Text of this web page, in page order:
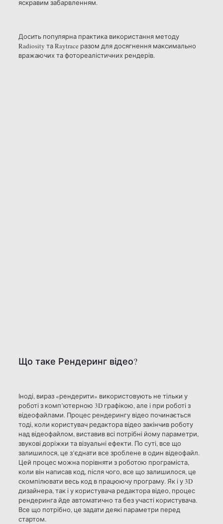
яскравим забарвленням.
Досить популярна практика використання методу
Radiosity та Raytrace разом для досягнення максимально
вражаючих та фотореалістичних рендерів.
Що таке Рендеринг відео?
Іноді, вираз «рендерити» використовують не тільки у
роботі з комп’ютерною 3D графікою, але і при роботі з
відеофайлами. Процес рендерингу відео починається
тоді, коли користувач редактора відео закінчив роботу
над відеофайлом, виставив всі потрібні йому параметри,
звукові доріжки та візуальні ефекти. По суті, все що
залишилося, це з’єднати все зроблене в один відеофайл.
Цей процес можна порівняти з роботою програміста,
коли він написав код, після чого, все що залишилося, це
скомпілювати весь код в працюючу програму. Як і у 3D
дизайнера, так і у користувача редактора відео, процес
рендеринга йде автоматично та без участі користувача.
Все що потрібно, це задати деякі параметри перед
стартом.